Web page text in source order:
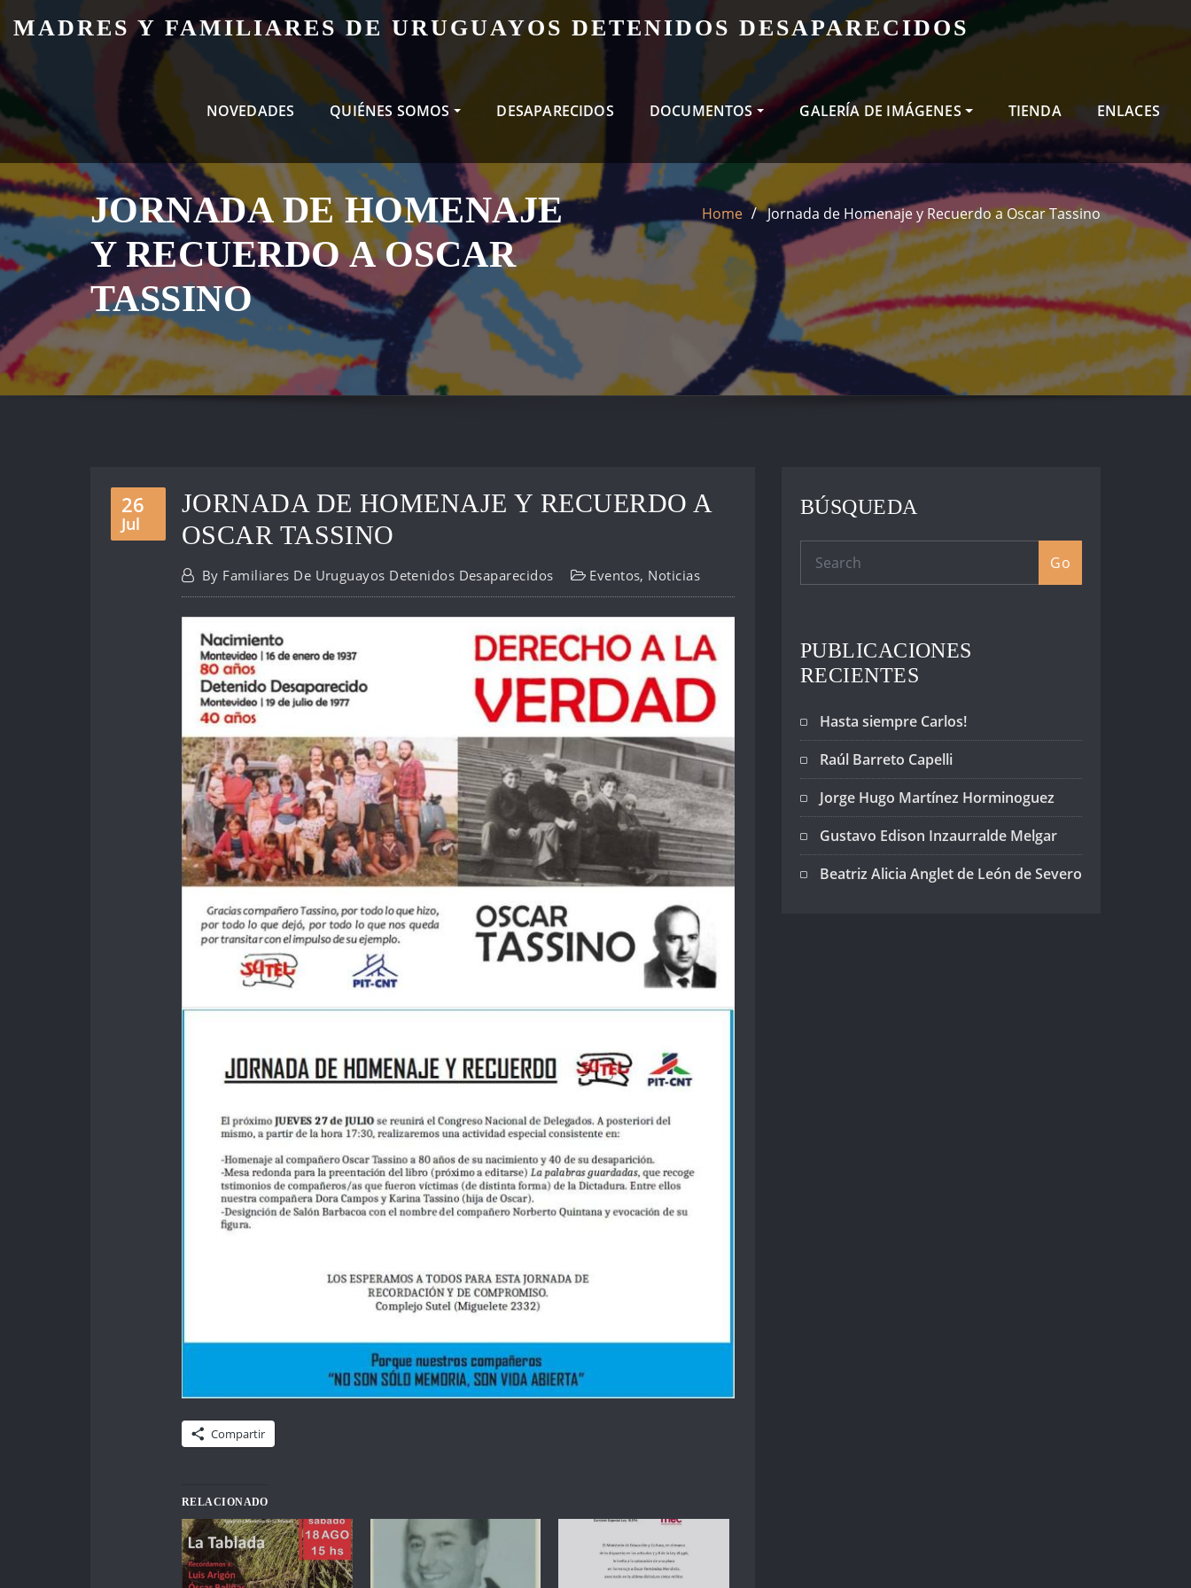
Skip
MADRES Y FAMILIARES DE URUGUAYOS DETENIDOS DESAPARECIDOS
NOVEDADES QUIÉNES SOMOS DESAPARECIDOS DOCUMENTOS GALERÍA DE IMÁGENES TIENDA ENLACES
JORNADA DE HOMENAJE
Y RECUERDO A OSCAR
TASSINO
Home Jornada de Homenaje y Recuerdo a Oscar Tassino
26
Jul
JORNADA DE HOMENAJE Y RECUERDO A
OSCAR TASSINO
By Familiares De Uruguayos Detenidos Desaparecidos Eventos, Noticias
Compartir
RELACIONADO
BÚSQUEDA
Go
PUBLICACIONES
RECIENTES
Hasta siempre Carlos!
Raúl Barreto Capelli
Jorge Hugo Martínez Horminoguez
Gustavo Edison Inzaurralde Melgar
Beatriz Alicia Anglet de León de Severo